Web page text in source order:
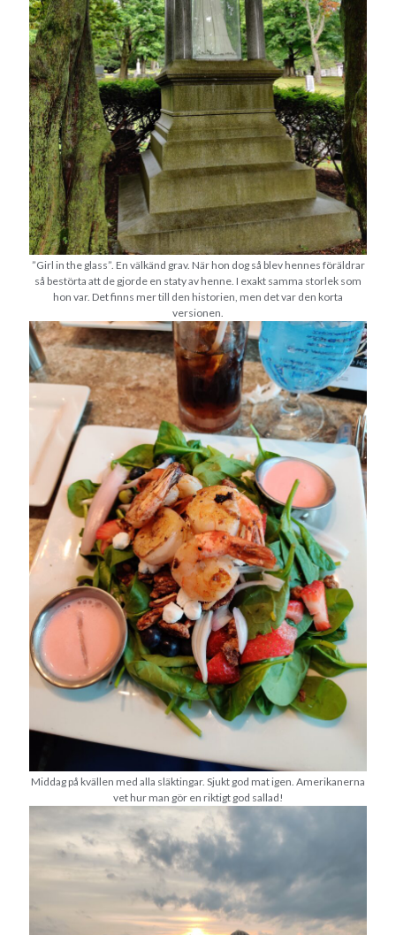
”Girl in the glass”. En välkänd grav. När hon dog så blev hennes föräldrar
så bestörta att de gjorde en staty av henne. I exakt samma storlek som
hon var. Det finns mer till den historien, men det var den korta
versionen.
Middag på kvällen med alla släktingar. Sjukt god mat igen. Amerikanerna
vet hur man gör en riktigt god sallad!